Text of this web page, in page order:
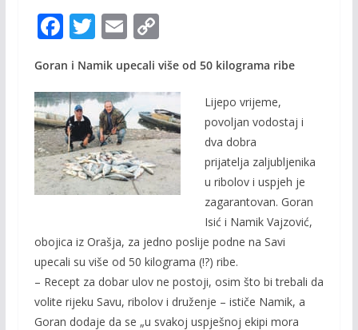
F
ac
e
b
o
o
k
T
w
itt
er
E
m
ai
l
C
o
p
y
Li
n
k
Goran i Namik upecali više od 50 kilograma ribe
Lijepo vrijeme,
povoljan vodostaj i
dva dobra
prijatelja zaljubljenika
u ribolov i uspjeh je
zagarantovan. Goran
Isić i Namik Vajzović,
obojica iz Orašja, za jedno poslije podne na Savi
upecali su više od 50 kilograma (!?) ribe.
– Recept za dobar ulov ne postoji, osim što bi trebali da
volite rijeku Savu, ribolov i druženje – ističe Namik, a
Goran dodaje da se „u svakoj uspješnoj ekipi mora